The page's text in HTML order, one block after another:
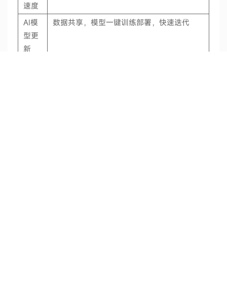
速度
AI模
型更
新
数据共享，模型一键训练部署，快速迭代